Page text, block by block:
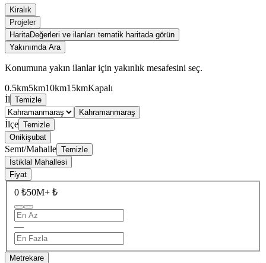
Kiralık
Projeler
HaritaDeğerleri ve ilanları tematik haritada görün
Yakınımda Ara
Konumuna yakın ilanlar için yakınlık mesafesini seç.
0.5km5km10km15kmKapalı
İl Temizle
Kahramanmaraş
İlçe Temizle
Onikişubat
Semt/Mahalle Temizle
İstiklal Mahallesi
Fiyat
0 ₺50M+ ₺
—
Metrekare